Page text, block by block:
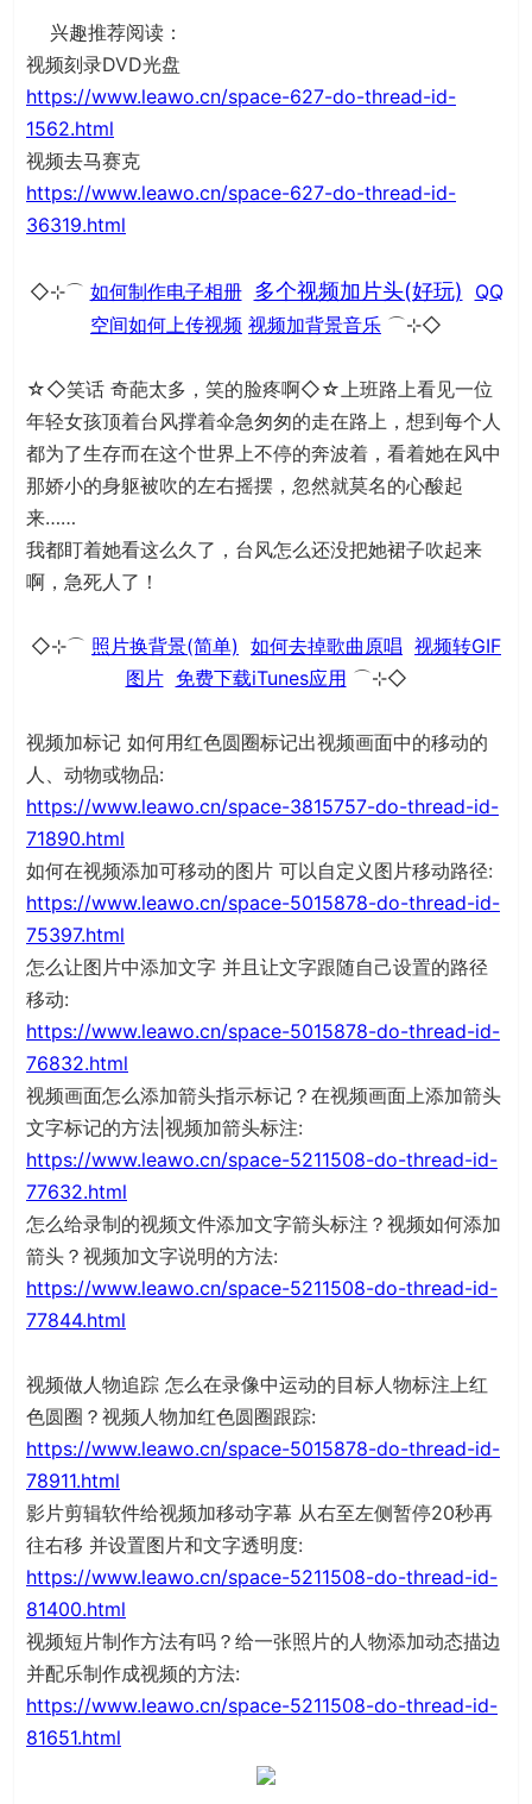
兴趣推荐阅读：
视频刻录DVD光盘
https://www.leawo.cn/space-627-do-thread-id-
1562.html
视频去马赛克
https://www.leawo.cn/space-627-do-thread-id-
36319.html
◇⊹⌒ 如何制作电子相册 多个视频加片头(好玩)
QQ
空间如何上传视频 视频加背景音乐 ⌒⊹◇
☆◇笑话 奇葩太多，笑的脸疼啊◇☆上班路上看见一位
年轻女孩顶着台风撑着伞急匆匆的走在路上，想到每个人
都为了生存而在这个世界上不停的奔波着，看着她在风中
那娇小的身躯被吹的左右摇摆，忽然就莫名的心酸起
来……
我都盯着她看这么久了，台风怎么还没把她裙子吹起来
啊，急死人了！
◇⊹⌒ 照片换背景(简单) 如何去掉歌曲原唱 视频转GIF
图片 免费下载iTunes应用 ⌒⊹◇
视频加标记 如何用红色圆圈标记出视频画面中的移动的
人、动物或物品:
https://www.leawo.cn/space-3815757-do-thread-id-
71890.html
如何在视频添加可移动的图片 可以自定义图片移动路径:
https://www.leawo.cn/space-5015878-do-thread-id-
75397.html
怎么让图片中添加文字 并且让文字跟随自己设置的路径
移动:
https://www.leawo.cn/space-5015878-do-thread-id-
76832.html
视频画面怎么添加箭头指示标记？在视频画面上添加箭头
文字标记的方法|视频加箭头标注:
https://www.leawo.cn/space-5211508-do-thread-id-
77632.html
怎么给录制的视频文件添加文字箭头标注？视频如何添加
箭头？视频加文字说明的方法:
https://www.leawo.cn/space-5211508-do-thread-id-
77844.html
视频做人物追踪 怎么在录像中运动的目标人物标注上红
色圆圈？视频人物加红色圆圈跟踪:
https://www.leawo.cn/space-5015878-do-thread-id-
78911.html
影片剪辑软件给视频加移动字幕 从右至左侧暂停20秒再
往右移 并设置图片和文字透明度:
https://www.leawo.cn/space-5211508-do-thread-id-
81400.html
视频短片制作方法有吗？给一张照片的人物添加动态描边
并配乐制作成视频的方法:
https://www.leawo.cn/space-5211508-do-thread-id-
81651.html